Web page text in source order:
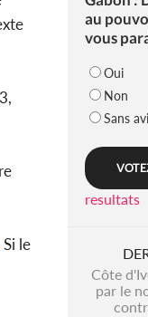
Si le
au
vous
Oui
Non
Sans
resultats
Côte
par le